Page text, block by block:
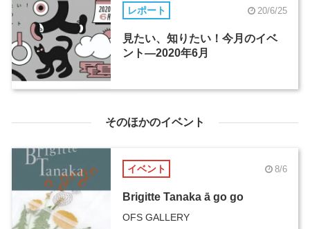
レポート 20/6/25
見たい、知りたい！今月のイベ
ント―2020年6月
そのほかのイベント
イベント 8/6
Brigitte Tanaka ā go go
OFS GALLERY